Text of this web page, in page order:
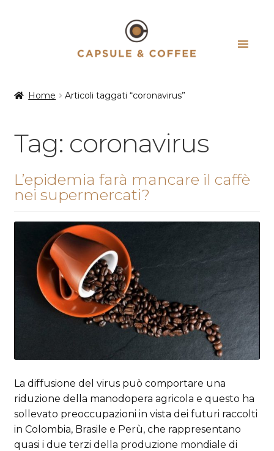
Home Articoli taggati “coronavirus”
Tag: coronavirus
L’epidemia farà mancare il caffè
nei supermercati?
La diffusione del virus può comportare una
riduzione della manodopera agricola e questo ha
sollevato preoccupazioni in vista dei futuri raccolti
in Colombia, Brasile e Perù, che rappresentano
quasi i due terzi della produzione mondiale di